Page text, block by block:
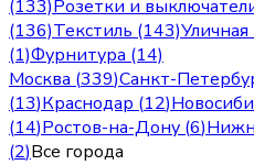
(133)Розетки и
(136)Текстиль (143)
(1)Фурнитура (14)
Москва (339)Санкт-
(13)Краснодар (12)
(14)Ростов-на-Дону (6)
(2)Все города